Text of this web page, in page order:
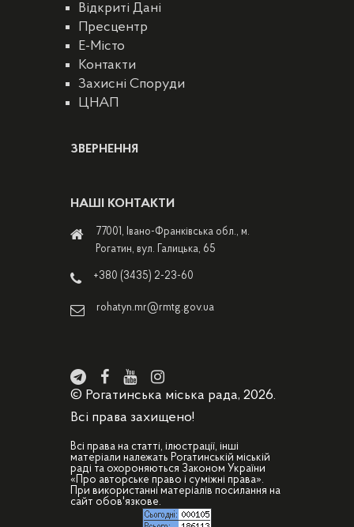
Відкриті Дані
Пресцентр
E-Місто
Контакти
Захисні Споруди
ЦНАП
ЗВЕРНЕННЯ
НАШІ КОНТАКТИ
77001, Івано-Франківська обл., м.
Рогатин, вул. Галицька, 65
+380 (3435) 2-23-60
rohatyn.mr@rmtg.gov.ua
© Рогатинська міська рада, 2026.
Всі права захищено!
Всі права на статті, ілюстрації, інші
матеріали належать Рогатинській міській
раді та охороняються Законом України
«Про авторське право і суміжні права».
При використанні матеріалів посилання на
сайт обов'язкове.